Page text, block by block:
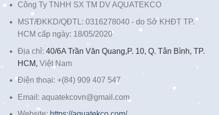
Công Ty TNHH SX TM DV AQUATEKCO
MST/ĐKKD/QĐTL: 0316278040 - do Sở KHĐT TP.
HCM cấp ngày: 18/05/2020
Địa chỉ: 40/6A Trần Văn Quang,P. 10, Q. Tân Bình, TP.
HCM, Việt Nam
Điện thoại: +(84) 909 407 547
Email: aquatekcovn@gmail.com